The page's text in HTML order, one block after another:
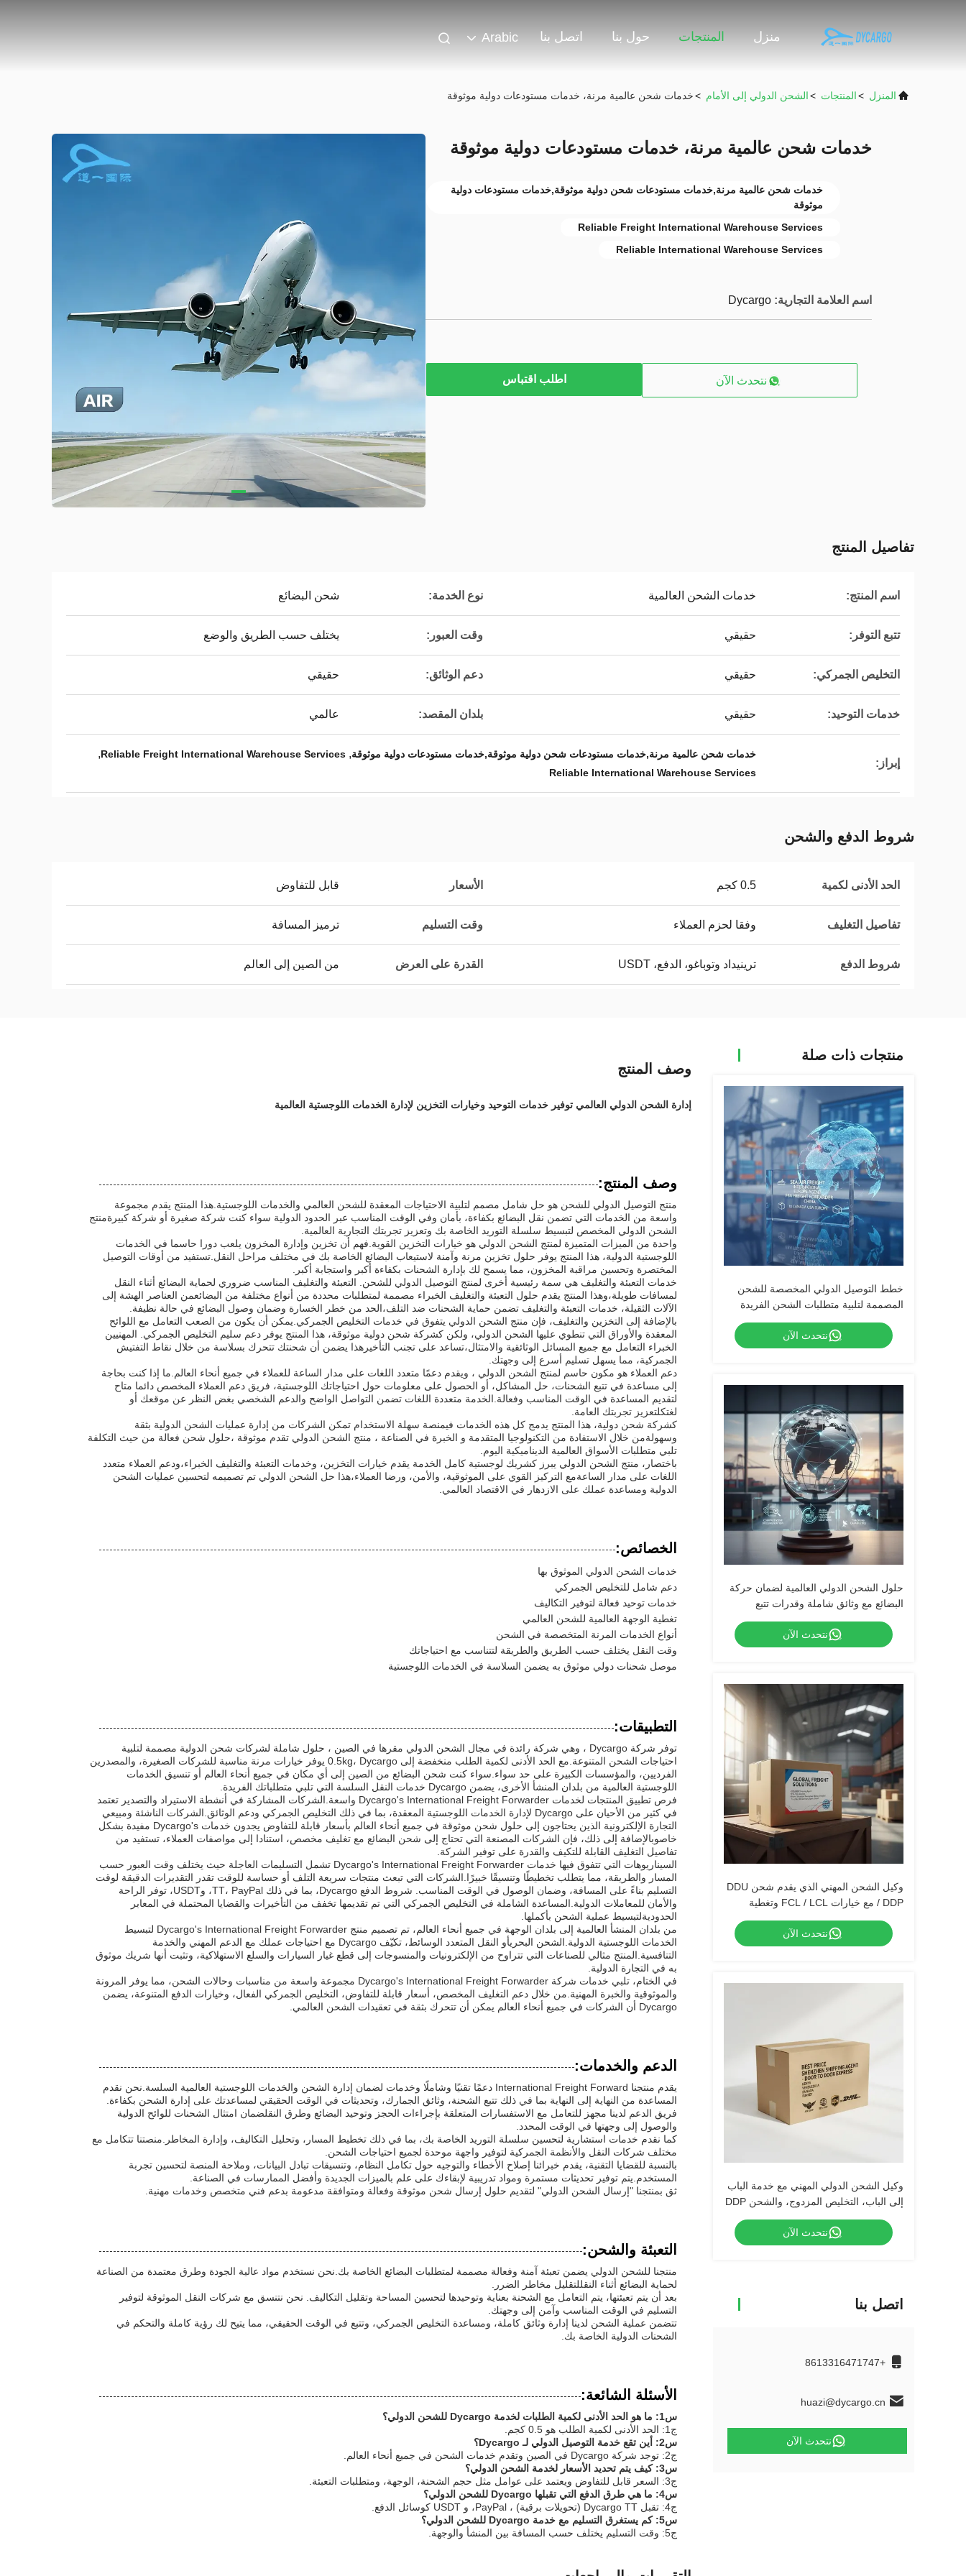
منزل المنتجات حول بنا اتصل بنا Arabic
المنزل >المنتجات >الشحن الدولي إلى الأمام >خدمات شحن عالمية مرنة، خدمات مستودعات دولية موثوقة
خدمات شحن عالمية مرنة، خدمات مستودعات دولية موثوقة
خدمات شحن عالمية مرنة,خدمات مستودعات شحن دولية موثوقة,خدمات مستودعات دولية
موثوقة
Reliable Freight International Warehouse Services
Reliable International Warehouse Services
اسم العلامة التجارية: Dycargo
نتحدث الآن اطلب اقتباس
تفاصيل المنتج
اسم المنتج: خدمات الشحن العالمية نوع الخدمة: شحن البضائع
تتبع التوفر: حقيقي وقت العبور: يختلف حسب الطريق والوضع
التخليص الجمركي: حقيقي دعم الوثائق: حقيقي
خدمات التوحيد: حقيقي بلدان المقصد: عالمي
إبراز:
خدمات شحن عالمية مرنة,خدمات مستودعات شحن دولية موثوقة,خدمات مستودعات دولية موثوقة,
Reliable Freight International Warehouse Services
,
Reliable International Warehouse Services
شروط الدفع والشحن
الحد الأدنى لكمية 0.5 كجم الأسعار قابل للتفاوض
تفاصيل التغليف وفقا لحزم العملاء وقت التسليم ترميز المسافة
شروط الدفع ترينيداد وتوباغو، الدفع، USDT القدرة على العرض من الصين إلى العالم
منتجات ذات صلة
خطط التوصيل الدولي المخصصة للشحن
المصممة لتلبية متطلبات الشحن الفريدة
وتحسين تكاليف الشحن بفعالية
نتحدث الآن
حلول الشحن الدولي العالمية لضمان حركة
البضائع مع وثائق شاملة وقدرات تتبع
نتحدث الآن
وكيل الشحن المهني الذي يقدم شحن DDU
/ DDP مع خيارات FCL / LCL وتغطية
الخدمة العالمية
نتحدث الآن
وكيل الشحن الدولي المهني مع خدمة الباب
إلى الباب، التخليص المزدوج، والشحن DDP
مع الضرائب
نتحدث الآن
اتصل بنا
+8613316471747
huazi@dycargo.cn
نتحدث الآن
وصف المنتج
إدارة الشحن الدولي العالمي توفير خدمات التوحيد وخيارات التخزين لإدارة الخدمات اللوجستية العالمية
وصف المنتج:
منتج التوصيل الدولي للشحن هو حل شامل مصمم لتلبية الاحتياجات المعقدة للشحن العالمي والخدمات اللوجستية.هذا المنتج يقدم مجموعة
واسعة من الخدمات التي تضمن نقل البضائع بكفاءة، بأمان وفي الوقت المناسب عبر الحدود الدولية سواء كنت شركة صغيرة أو شركة كبيرةمنتج
الشحن الدولي المخصص لتبسيط سلسلة التوريد الخاصة بك وتعزيز تجربتك التجارية العالمية.
واحدة من الميزات المتميزة لمنتج الشحن الدولي هو خيارات التخزين القوية.فهم أن تخزين وإدارة المخزون يلعب دورا حاسما في الخدمات
اللوجستية الدولية، هذا المنتج يوفر حلول تخزين مرنة وآمنة لاستيعاب البضائع الخاصة بك في مختلف مراحل النقل.تستفيد من أوقات التوصيل
المختصرة وتحسين مراقبة المخزون، مما يسمح لك بإدارة الشحنات بكفاءة أكبر واستجابة أكبر.
خدمات التعبئة والتغليف هي سمة رئيسية أخرى لمنتج التوصيل الدولي للشحن. التعبئة والتغليف المناسب ضروري لحماية البضائع أثناء النقل
لمسافات طويلة،وهذا المنتج يقدم حلول التعبئة والتغليف الخبراء مصممة لمتطلبات محددة من أنواع مختلفة من البضائعمن العناصر الهشة إلى
الآلات الثقيلة، خدمات التعبئة والتغليف تضمن حماية الشحنات ضد التلف،الحد من خطر الخسارة وضمان وصول البضائع في حالة نظيفة.
بالإضافة إلى التخزين والتغليف، فإن منتج الشحن الدولي يتفوق في خدمات التخليص الجمركي.يمكن أن يكون من الصعب التعامل مع اللوائح
المعقدة والأوراق التي تنطوي عليها الشحن الدولي، ولكن كشركة شحن دولية موثوقة، هذا المنتج يوفر دعم سليم التخليص الجمركي. المهنيين
الخبراء التعامل مع جميع المسائل الوثائقية والامتثال،تساعد على تجنب التأخيرهذا يضمن أن شحنتك تتحرك بسلاسة من خلال نقاط التفتيش
الجمركية، مما يسهل تسليم أسرع إلى وجهتك.
دعم العملاء هو مكون حاسم لمنتج الشحن الدولي ، ويقدم دعمًا متعدد اللغات على مدار الساعة للعملاء في جميع أنحاء العالم.ما إذا كنت بحاجة
إلى مساعدة في تتبع الشحنات، حل المشاكل، أو الحصول على معلومات حول احتياجاتك اللوجستية، فريق دعم العملاء المخصص دائما متاح
لتقديم المساعدة في الوقت المناسب وفعالة.الخدمة متعددة اللغات تضمن التواصل الواضح والدعم الشخصي بغض النظر عن موقعك أو
لغتكلتعزيز تجربتك العامة.
كشركة شحن دولية، هذا المنتج يدمج كل هذه الخدمات فيمنصة سهلة الاستخدام تمكن الشركات من إدارة عمليات الشحن الدولية بثقة
وسهولةمن خلال الاستفادة من التكنولوجيا المتقدمة و الخبرة في الصناعة ، منتج الشحن الدولي تقدم موثوقة ،حلول شحن فعالة من حيث التكلفة
تلبي متطلبات الأسواق العالمية الديناميكية اليوم.
باختصار، منتج الشحن الدولي يبرز كشريك لوجستية كامل الخدمة يقدم خيارات التخزين، وخدمات التعبئة والتغليف الخبراء،ودعم العملاء متعدد
اللغات على مدار الساعةمع التركيز القوي على الموثوقية، والأمن، ورضا العملاء،هذا حل الشحن الدولي تم تصميمه لتحسين عمليات الشحن
الدولية ومساعدة عملك على الازدهار في الاقتصاد العالمي.
الخصائص:
خدمات الشحن الدولي الموثوق بها
دعم شامل للتخليص الجمركي
خدمات توحيد فعالة لتوفير التكاليف
تغطية الوجهة العالمية للشحن العالمي
أنواع الخدمات المرنة المتخصصة في الشحن
وقت النقل يختلف حسب الطريق والطريقة لتتناسب مع احتياجاتك
موصل شحنات دولي موثوق به يضمن السلاسة في الخدمات اللوجستية
التطبيقات:
توفر شركة Dycargo ، وهي شركة رائدة في مجال الشحن الدولي مقرها في الصين ، حلول شاملة لشركات شحن الدولية مصممة لتلبية
احتياجات الشحن المتنوعة.مع الحد الأدنى لكمية الطلب منخفضة إلى 0.5kg، Dycargo يوفر خيارات مرنة مناسبة للشركات الصغيرة، والمصدرين
الفرديين، والمؤسسات الكبيرة على حد سواء.سواء كنت شحن البضائع من الصين إلى أي مكان في جميع أنحاء العالم أو تنسيق الخدمات
اللوجستية العالمية من بلدان المنشأ الأخرى، يضمن Dycargo خدمات النقل السلسة التي تلبي متطلباتك الفريدة.
فرص تطبيق المنتجات لخدمات Dycargo's International Freight Forwarder واسعة.الشركات المشاركة في أنشطة الاستيراد والتصدير تعتمد
في كثير من الأحيان على Dycargo لإدارة الخدمات اللوجستية المعقدة، بما في ذلك التخليص الجمركي ودعم الوثائق.الشركات الناشئة ومبيعي
التجارة الإلكترونية الذين يحتاجون إلى حلول شحن موثوقة في جميع أنحاء العالم بأسعار قابلة للتفاوض يجدون خدمات Dycargo's مفيدة بشكل
خاصوبالإضافة إلى ذلك، فإن الشركات المصنعة التي تحتاج إلى شحن البضائع مع تغليف مخصص، استنادا إلى مواصفات العملاء، تستفيد من
تفاصيل التغليف القابلة للتكيف والقدرة على توفير الشركة.
السيناريوهات التي تتفوق فيها خدمات Dycargo's International Freight Forwarder تشمل التسليمات العاجلة حيث يختلف وقت العبور حسب
المسار والطريقة، مما يتطلب تخطيطًا وتنسيقًا خبيرًا.الشركات التي تبعث منتجات سريعة التلف أو حساسة للوقت تقدر التقديرات الدقيقة لوقت
التسليم بناءً على المسافة، وضمان الوصول في الوقت المناسب. شروط الدفع Dycargo، بما في ذلك TT، PayPal، وUSDT، توفر الراحة
والأمان للمعاملات الدولية.المساعدة الشاملة في التخليص الجمركي التي تم تقديمها تخفف من التأخيرات والقضايا المحتملة في المعابر
الحدوديةلتبسيط عملية الشحن بأكملها.
من بلدان المنشأ العالمية إلى بلدان الوجهة في جميع أنحاء العالم، تم تصميم منتج Dycargo's International Freight Forwarder لتبسيط
الخدمات اللوجستية الدولية.الشحن البحريأو النقل المتعدد الوسائط، تكيّف Dycargo مع احتياجات عملك مع الدعم المهني والخدمة
التنافسية.المنتج مثالي للصناعات التي تتراوح من الإلكترونيات والمنسوجات إلى قطع غيار السيارات والسلع الاستهلاكية، وتثبت أنها شريك موثوق
به في التجارة الدولية.
في الختام، تلبي خدمات شركة Dycargo's International Freight Forwarder مجموعة واسعة من مناسبات وحالات الشحن، مما يوفر المرونة
والموثوقية والخبرة المهنية.من خلال دعم التغليف المخصص، أسعار قابلة للتفاوض، التخليص الجمركي الفعال، وخيارات الدفع المتنوعة، يضمن
Dycargo أن الشركات في جميع أنحاء العالم يمكن أن تتحرك بثقة في تعقيدات الشحن العالمي.
الدعم والخدمات:
يقدم منتجنا International Freight Forward دعمًا تقنيًا وشاملًا وخدمات لضمان إدارة الشحن والخدمات اللوجستية العالمية السلسة.نحن نقدم
المساعدة من النهاية إلى النهاية بما في ذلك تتبع الشحنة، وثائق الجمارك، وتحديثات في الوقت الحقيقي لمساعدتك على إدارة الشحن بكفاءة.
فريق الدعم لدينا مجهز للتعامل مع الاستفسارات المتعلقة بإجراءات الحجز وتوحيد البضائع وطرق النقلضمان امتثال الشحنات للوائح الدولية
والوصول إلى وجهتها في الوقت المحدد.
كما نقدم خدمات استشارية لتحسين سلسلة التوريد الخاصة بك، بما في ذلك تخطيط المسار، وتحليل التكاليف، وإدارة المخاطر.منصتنا تتكامل مع
مختلف شركات النقل والأنظمة الجمركية لتوفير واجهة موحدة لجميع احتياجات الشحن.
بالنسبة للقضايا التقنية، يقدم خبرائنا إصلاح الأخطاء والتوجيه حول تكامل النظام، وتنسيقات تبادل البيانات، وملاحة المنصة لتحسين تجربة
المستخدم.يتم توفير تحديثات مستمرة ومواد تدريبية لإبقاءك على علم بالميزات الجديدة وأفضل الممارسات في الصناعة.
ثق بمنتجنا "إرسال الشحن الدولي" لتقديم حلول إرسال شحن موثوقة وفعالة ومتوافقة مدعومة بدعم فني متخصص وخدمات مهنية.
التعبئة والشحن:
منتجنا للشحن الدولي يضمن تعبئة آمنة وفعالة مصممة لمتطلبات البضائع الخاصة بك.نحن نستخدم مواد عالية الجودة وطرق معتمدة من الصناعة
لحماية البضائع أثناء النقللتقليل مخاطر الضرر.
بعد أن يتم تعبئتها، يتم التعامل مع الشحنة بعناية وتوحيدها لتحسين المساحة وتقليل التكاليف. نحن نتنسق مع شركات النقل الموثوقة لتوفير
التسليم في الوقت المناسب وآمن إلى وجهتك.
تتضمن عملية الشحن لدينا إدارة وثائق كاملة، ومساعدة التخليص الجمركي، وتتبع في الوقت الحقيقي، مما يتيح لك رؤية كاملة والتحكم في
الشحنات الدولية الخاصة بك.
الأسئلة الشائعة:
س1: ما هو الحد الأدنى لكمية الطلبات لخدمة Dycargo للشحن الدولي؟
ج1: الحد الأدنى لكمية الطلب هو 0.5 كجم.
س2: أين تقع خدمة التوصيل الدولي لـ Dycargo؟
ج2: توجد شركة Dycargo في الصين وتقدم خدمات الشحن في جميع أنحاء العالم.
س3: كيف يتم تحديد الأسعار لخدمة الشحن الدولي؟
ج3: السعر قابل للتفاوض ويعتمد على عوامل مثل حجم الشحنة، الوجهة، ومتطلبات التعبئة.
س4: ما هي طرق الدفع التي تقبلها Dycargo للشحن الدولي؟
ج4: تقبل Dycargo TT (تحويلات برقية) ، PayPal، و USDT كوسائل الدفع.
س5: كم يستغرق التسليم مع خدمة Dycargo للشحن الدولي؟
ج5: وقت التسليم يختلف حسب المسافة بين المنشأ والوجهة.